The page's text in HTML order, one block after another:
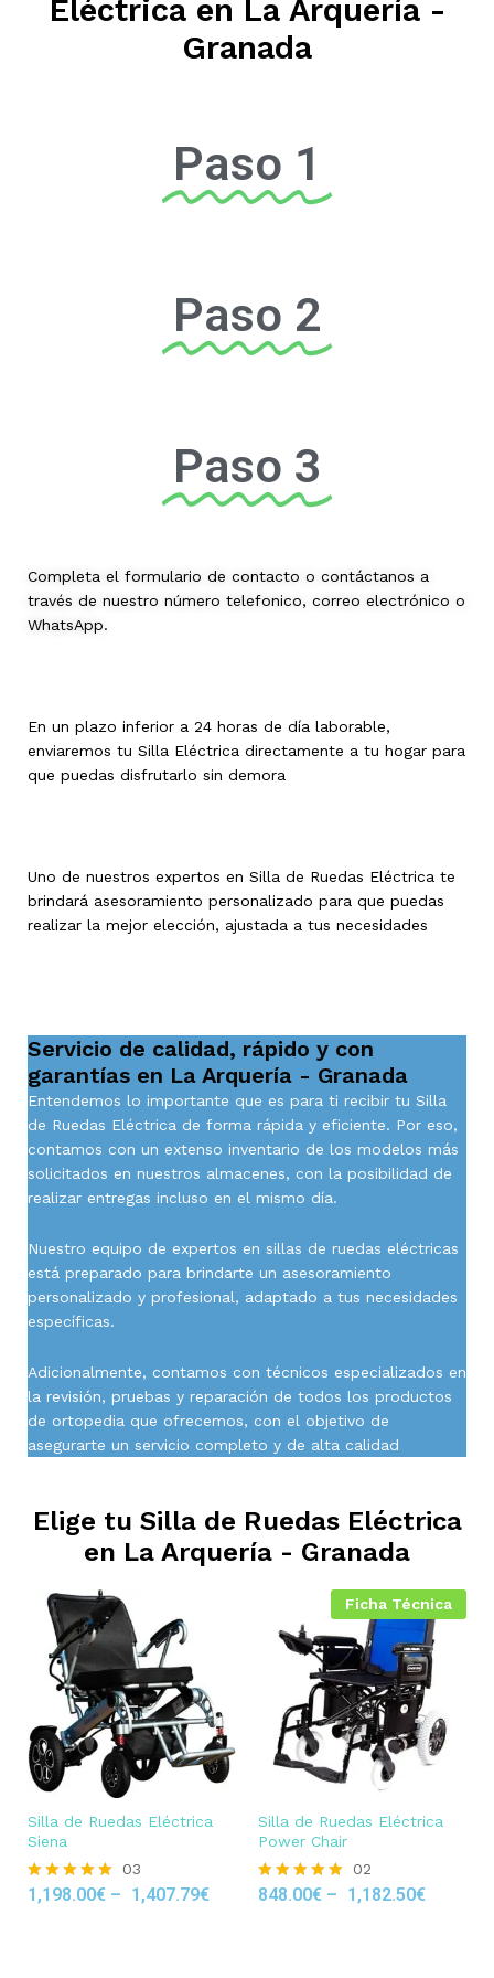
Eléctrica en La Arquería -
Granada
Paso 1
Paso 2
Paso 3
Completa el formulario de contacto o contáctanos a
través de nuestro número telefonico, correo electrónico o
WhatsApp.
En un plazo inferior a 24 horas de día laborable,
enviaremos tu Silla Eléctrica directamente a tu hogar para
que puedas disfrutarlo sin demora
Uno de nuestros expertos en Silla de Ruedas Eléctrica te
brindará asesoramiento personalizado para que puedas
realizar la mejor elección, ajustada a tus necesidades
Servicio de calidad, rápido y con
garantías en La Arquería - Granada
Entendemos lo importante que es para ti recibir tu Silla
de Ruedas Eléctrica de forma rápida y eficiente. Por eso,
contamos con un extenso inventario de los modelos más
solicitados en nuestros almacenes, con la posibilidad de
realizar entregas incluso en el mismo día.
Nuestro equipo de expertos en sillas de ruedas eléctricas
está preparado para brindarte un asesoramiento
personalizado y profesional, adaptado a tus necesidades
específicas.
Adicionalmente, contamos con técnicos especializados en
la revisión, pruebas y reparación de todos los productos
de ortopedia que ofrecemos, con el objetivo de
asegurarte un servicio completo y de alta calidad
Elige tu Silla de Ruedas Eléctrica
en La Arquería - Granada
Silla de Ruedas Eléctrica
Siena
Rated
03
1,198.00€ – 1,407.79€
Ficha Técnica
Silla de Ruedas Eléctrica
Power Chair
Rated
02
848.00€ – 1,182.50€